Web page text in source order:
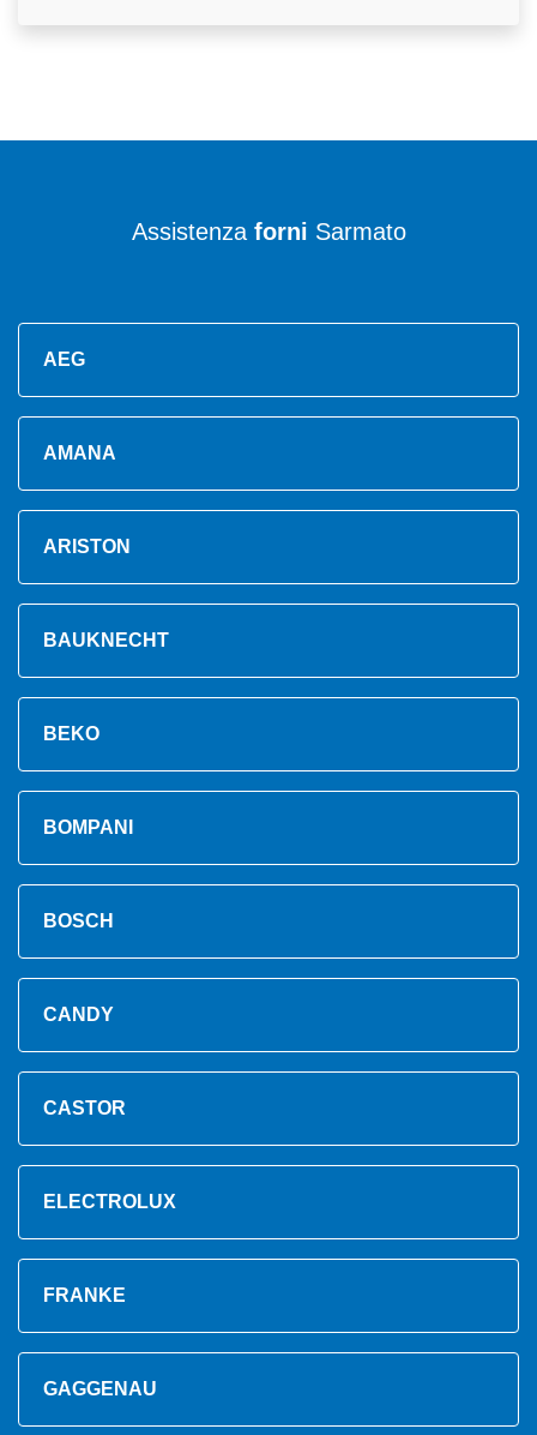
Assistenza forni Sarmato
AEG
AMANA
ARISTON
BAUKNECHT
BEKO
BOMPANI
BOSCH
CANDY
CASTOR
ELECTROLUX
FRANKE
GAGGENAU